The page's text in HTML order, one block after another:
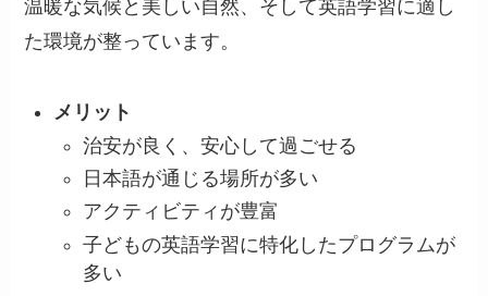
温暖な気候と美しい自然、そして英語学習に適し
た環境が整っています。
メリット
治安が良く、安心して過ごせる
日本語が通じる場所が多い
アクティビティが豊富
子どもの英語学習に特化したプログラムが
多い